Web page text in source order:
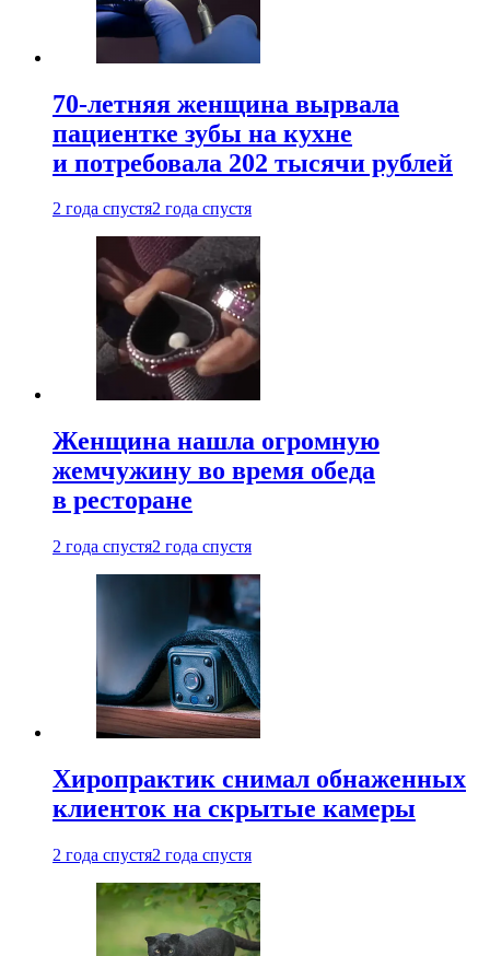
70-летняя женщина вырвала
пациентке зубы на кухне
и потребовала 202 тысячи рублей
2 года спустя2 года спустя
Женщина нашла огромную
жемчужину во время обеда
в ресторане
2 года спустя2 года спустя
Хиропрактик снимал обнаженных
клиенток на скрытые камеры
2 года спустя2 года спустя